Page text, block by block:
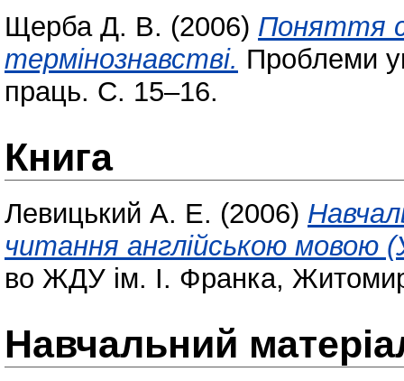
Щерба Д. В. (2006) Поняття
термінознавстві. Проблеми
праць. С. 15–16.
Книга
Левицький А. Е. (2006)
читання англійською мовою
во ЖДУ ім. І. Франка,
Навчальний